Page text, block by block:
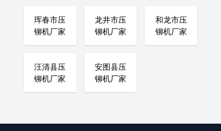
珲春市压
铆机厂家
龙井市压
铆机厂家
和龙市压
铆机厂家
汪清县压
铆机厂家
安图县压
铆机厂家